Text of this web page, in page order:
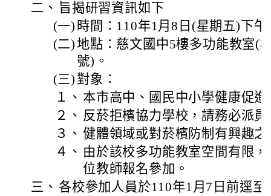
二、 旨揭研習資訊如下
(一) 時間：110年1月8日(星期五)下
(二)地點：慈文國中5樓多功能教室(
號)。
(三) 對象：
１、 本市高中、國民中小學健康促
２、 反菸拒檳協力學校，請務必派員
３、 健體領域或對菸檳防制有興趣之
４、 由於該校多功能教室空間有限
位教師報名參加。
三、 各校參加人員於110年1月7日前逕